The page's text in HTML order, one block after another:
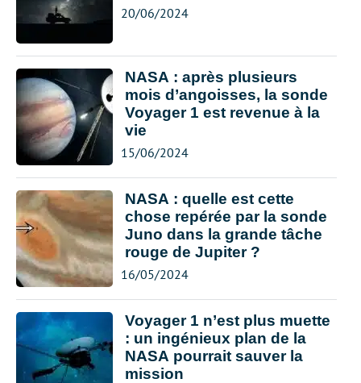
20/06/2024
NASA : après plusieurs
mois d’angoisses, la sonde
Voyager 1 est revenue à la
vie
15/06/2024
NASA : quelle est cette
chose repérée par la sonde
Juno dans la grande tâche
rouge de Jupiter ?
16/05/2024
Voyager 1 n’est plus muette
: un ingénieux plan de la
NASA pourrait sauver la
mission